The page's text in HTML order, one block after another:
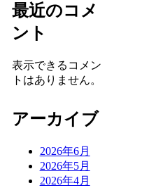
最近のコメ
ント
表示できるコメン
トはありません。
アーカイブ
2026年6月
2026年5月
2026年4月